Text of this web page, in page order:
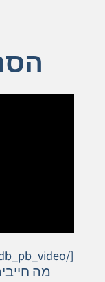
[/db_pb_video]
מה